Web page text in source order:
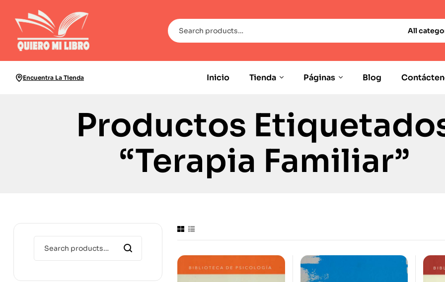
All
Encuentra La Tienda Inicio Tienda Páginas Blog
Productos
“Terapia Familiar”